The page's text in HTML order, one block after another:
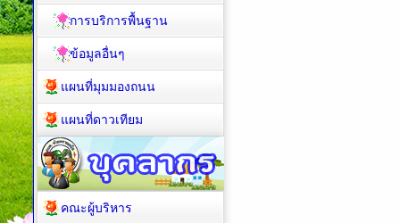
การบริการพื้นฐาน
ข้อมูลอื่นๆ
แผนที่มุมมองถนน
แผนที่ดาวเทียม
คณะผู้บริหาร